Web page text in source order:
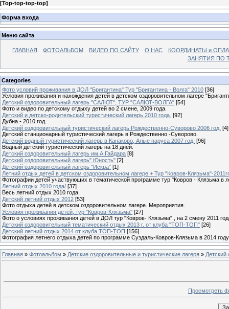
[Top-top-top-top]
Форма входа
Меню сайта
ГЛАВНАЯ ФОТОАЛЬБОМ ВИДЕО ПО САЙТУ О НАС
КООРДИНАТЫ и
ЗАНЯТИЯ ПО
Categories
Фото условий проживания в ДОЛ "Бригантина" Тур "Бригантина - Волга" 2010 [36]
Условия проживания и нахождения детей в детском оздоровительном лагере
Детский оздоровительный лагерь "САЛЮТ", ТУР "САЛЮТ-ВОЛГА" [54]
Фото и видео по детскому отдыху детей во 2 смене, 2009 года.
Детский и детско-родительский туристический лагерь 2010 года. [92]
Дубна - 2010 год.
Детский оздоровительный туристический лагерь Рождественно-Суворово 2006 год. [4]
Детский станционарный туристический лагерь в Рождественно -Суворово.
Детский водный туристический лагерь в Канаково, Алые паруса 2007 год. [96]
Водный детский туристический лагерь на 18 дней.
Детский оздоровительный лагерь им.А.Гайдара [8]
Детский оздоровительный лагерь" Юность" [2]
Детский оздоровительный лагерь "Искра" [1]
Летний отдых детей в детском оздоровительном лагере + Тур "Ковров-Клязьма"-
Фотографии детей участвующих в тематической программе тур "Ковров - Клязьма в
Летний отдых 2010 года/ [37]
Весь летний отдых 2010 года.
Детский летний отдых 2012 [53]
Фото отдыха детей в детском оздоровительном лагере. Мероприятия.
Условия проживания детей, тур "Ковров-Клязьма" [27]
Фото о условиях проживания детей в ДОЛ тур "Ковров- Клязьма" , на 2 смену 2011
Детский оздоровительный тематический отдых 2013 г. от клуба "ТОП-ТОП" [26]
Детский летний отдых 2014 от клуба ТОП-ТОП [156]
Фотография летнего отдыха детей по программе Суздаль-Ковров-Клязьма в 2014 году
Главная » Фотоальбом » Детские оздоровительные и туристические лагеря »
Просмотреть